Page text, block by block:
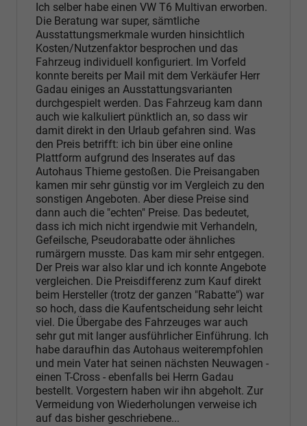
Ich selber habe einen VW T6 Multivan erworben.
Die Beratung war super, sämtliche
Ausstattungsmerkmale wurden hinsichtlich
Kosten/Nutzenfaktor besprochen und das
Fahrzeug individuell konfiguriert. Im Vorfeld
konnte bereits per Mail mit dem Verkäufer Herr
Gadau einiges an Ausstattungsvarianten
durchgespielt werden. Das Fahrzeug kam dann
auch wie kalkuliert pünktlich an, so dass wir
damit direkt in den Urlaub gefahren sind. Was
den Preis betrifft: ich bin über eine online
Plattform aufgrund des Inserates auf das
Autohaus Thieme gestoßen. Die Preisangaben
kamen mir sehr günstig vor im Vergleich zu den
sonstigen Angeboten. Aber diese Preise sind
dann auch die "echten" Preise. Das bedeutet,
dass ich mich nicht irgendwie mit Verhandeln,
Gefeilsche, Pseudorabatte oder ähnliches
rumärgern musste. Das kam mir sehr entgegen.
Der Preis war also klar und ich konnte Angebote
vergleichen. Die Preisdifferenz zum Kauf direkt
beim Hersteller (trotz der ganzen "Rabatte") war
so hoch, dass die Kaufentscheidung sehr leicht
viel. Die Übergabe des Fahrzeuges war auch
sehr gut mit langer ausführlicher Einführung. Ich
habe daraufhin das Autohaus weiterempfohlen
und mein Vater hat seinen nächsten Neuwagen -
einen T-Cross - ebenfalls bei Herrn Gadau
bestellt. Vorgestern haben wir ihn abgeholt. Zur
Vermeidung von Wiederholungen verweise ich
auf das bisher geschriebene...